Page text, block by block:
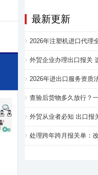
最新更新
2026年注塑机进口代理
外贸企业办理出口报关
2026年进出口服务资质
查验后货物多久放行？
外贸从业者必知 出口报
处理跨年跨月报关单：